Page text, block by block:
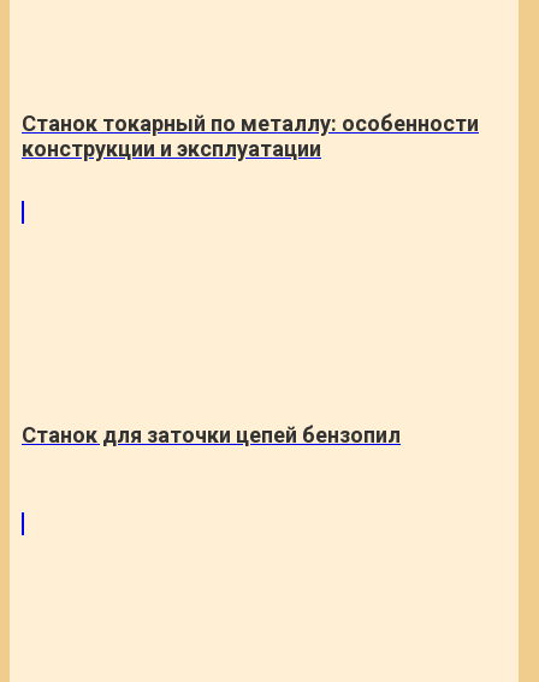
Станок токарный по металлу: особенности
конструкции и эксплуатации
Станок для заточки цепей бензопил